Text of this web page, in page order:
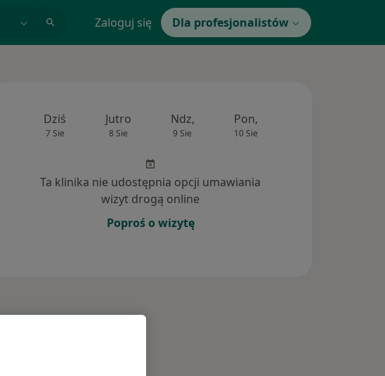
Zaloguj się Dla profesjonalistów
Dziś
7 Sie
Jutro
8 Sie
Ndz,
9 Sie
Pon,
10 Sie
Ta klinika nie udostępnia opcji umawiania
wizyt drogą online
Poproś o wizytę